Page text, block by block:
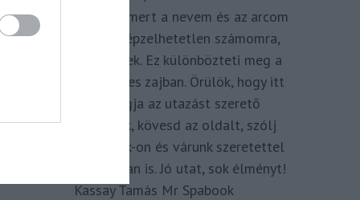
megkomponálva, mert a nevem és az arcom
adom hozzá. Elképzelhetetlen számomra,
hogy ne így tegyek. Ez különbözteti meg a
Spabook-ot a netes zajban. Örülök, hogy itt
vagy, légy tagja az utazást szerető
Közösségünknek, kövesd az oldalt, szólj
hozzá a Facebook-on és várunk szeretettel
zárt csoportunkban is. Jó utat, sok élményt!
Kassay Tamás Mr Spabook